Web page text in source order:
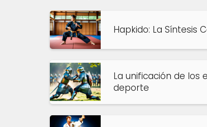
Hapkido: La Síntesis
La unificación de los
deporte